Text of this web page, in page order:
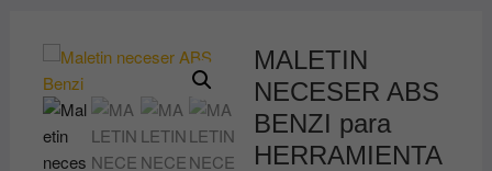
MALETIN
NECESER ABS
BENZI para
HERRAMIENTA